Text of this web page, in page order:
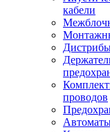
кабели
проводов